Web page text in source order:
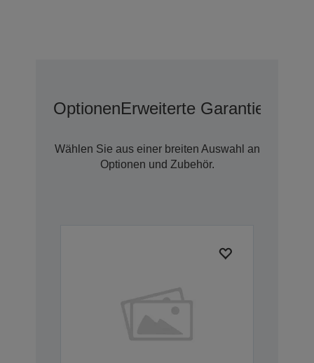
OptionenErweiterte
Wählen Sie aus einer breiten Auswahl an
Optionen und Zubehör.